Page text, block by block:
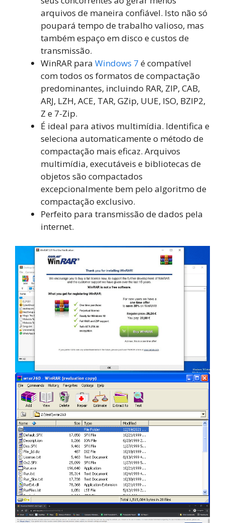
arquivos de maneira confiável. Isto não só
poupará tempo de trabalho valioso, mas
também espaço em disco e custos de
transmissão.
WinRAR para Windows 7 é compatível
com todos os formatos de compactação
predominantes, incluindo RAR, ZIP, CAB,
ARJ, LZH, ACE, TAR, GZip, UUE, ISO, BZIP2,
Z e 7-Zip.
É ideal para ativos multimídia. Identifica e
seleciona automaticamente o método de
compactação mais eficaz. Arquivos
multimídia, executáveis ​​e bibliotecas de
objetos são compactados
excepcionalmente bem pelo algoritmo de
compactação exclusivo.
Perfeito para transmissão de dados pela
internet.